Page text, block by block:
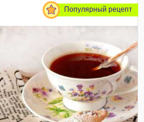
Популярный рецепт